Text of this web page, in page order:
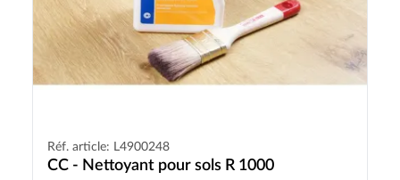
Réf. article: L4900248
CC - Nettoyant pour sols R 1000